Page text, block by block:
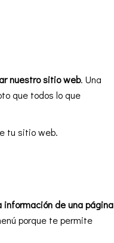
nuestro sitio web. Una
que todos lo que
tu sitio web.
de una página
porque te permite